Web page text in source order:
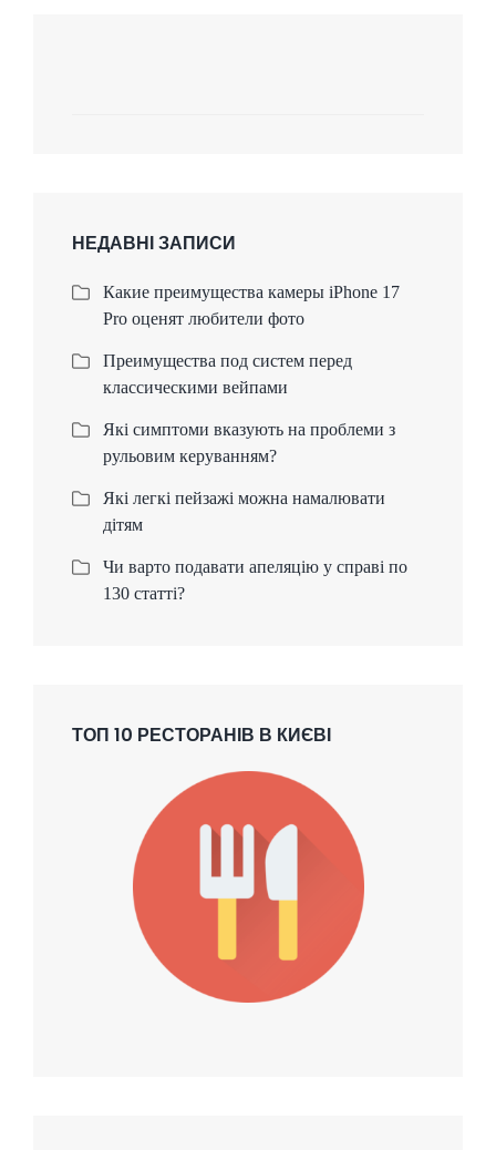
НЕДАВНІ ЗАПИСИ
Какие преимущества камеры iPhone 17
Pro оценят любители фото
Преимущества под систем перед
классическими вейпами
Які симптоми вказують на проблеми з
рульовим керуванням?
Які легкі пейзажі можна намалювати
дітям
Чи варто подавати апеляцію у справі по
130 статті?
ТОП 10 РЕСТОРАНІВ В КИЄВІ